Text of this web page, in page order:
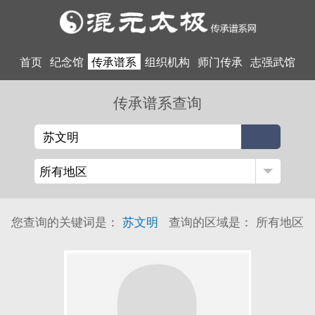
首页 纪念馆 传承谱系 组织机构 师门传承 志强武馆
传承谱系查询
您查询的关键词是： 苏文明 查询的区域是： 所有地区